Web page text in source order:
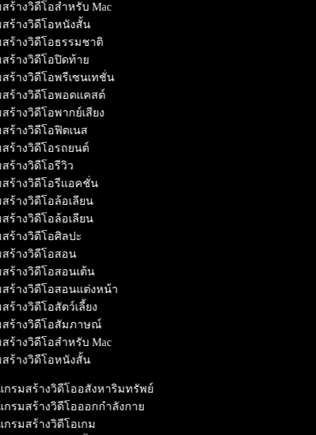
สร้างวิดีโอสำหรับ Mac
สร้างวิดีโอหนังสั้น
สร้างวิดีโอธรรมชาติ
สร้างวิดีโอปิดท้าย
สร้างวิดีโอพรีเซนเทชั่น
สร้างวิดีโอพอดแคสต์
สร้างวิดีโอพากย์เสียง
สร้างวิดีโอฟิตเนส
สร้างวิดีโอรถยนต์
สร้างวิดีโอรีวิว
สร้างวิดีโอรีแอคชั่น
สร้างวิดีโอล้อเลียน
สร้างวิดีโอล้อเลียน
สร้างวิดีโอศิลปะ
สร้างวิดีโอสอน
สร้างวิดีโอสอนเต้น
สร้างวิดีโอสอนแต่งหน้า
สร้างวิดีโอสัตว์เลี้ยง
สร้างวิดีโอสัมภาษณ์
สร้างวิดีโอสำหรับ Mac
สร้างวิดีโอหนังสั้น
รมสร้างวิดีโออสังหาริมทรัพย์
รมสร้างวิดีโอออกกำลังกาย
รมสร้างวิดีโอเกม